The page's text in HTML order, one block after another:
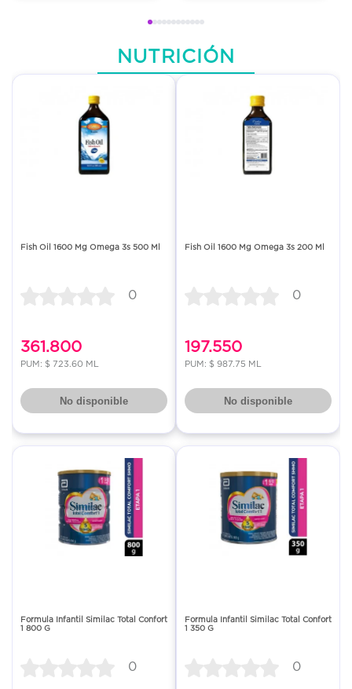
NUTRICIÓN
Fish Oil 1600 Mg Omega 3s 500 Ml
0
361.800
PUM: $ 723.60 ML
No disponible
Fish Oil 1600 Mg Omega 3s 200 Ml
0
197.550
PUM: $ 987.75 ML
No disponible
Formula Infantil Similac Total Confort
1 800 G
0
Formula Infantil Similac Total Confort
1 350 G
0